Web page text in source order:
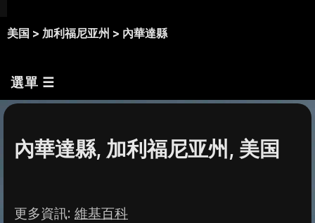
美国 > 加利福尼亚州 > 內華達縣
選單 ☰
內華達縣, 加利福尼亚州, 美国
更多資訊: 維基百科